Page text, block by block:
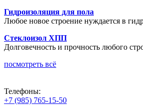
Гидроизоляция для пола
Любое новое строение нуждается в
Стеклоизол ХПП
Долговечность и прочность любого
посмотреть всё
Телефоны:
+7 (985) 765-15-50